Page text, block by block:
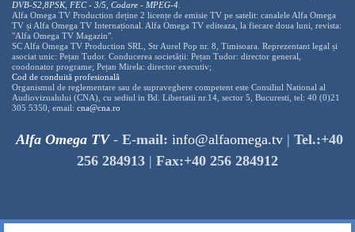
DVB-S2,8PSK, FEC - 3/5, Codare - MPEG-4
Alfa Omega TV Production deține 2 licențe de emisie TV pe satelit: canalele Alfa Omega
TV și Alfa Omega TV Internațional. Alfa Omega TV editeaza, la fiecare doua luni, revista:
"Alfa Omega TV Magazin".
SC Alfa Omega TV Production SRL, Str Aurel Pop nr. 8, Timisoara. Reprezentant legal și
asociat unic: Pețan Tudor. Conducerea societății: Pețan Tudor: director general,
coodonator programe; Pețan Mirela: director executiv;
Cod de conduită profesională
Organismul de reglementare sau de supraveghere competent este Consiliul National al
Audiovizualului (CNA), cu sediul in Bd. Libertatii nr.14, sector 5, Bucuresti, tel: 40 (0)21
305 5350, email: cna@cna.ro
Alfa Omega TV- E-mail: info@alfaomega.tv | Tel.:+40
256 284913 | Fax:+40 256 284912